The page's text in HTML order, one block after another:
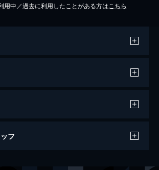
用中／過去に利用したことがある方は こちら
閉ざしていく。そんなあ
フ